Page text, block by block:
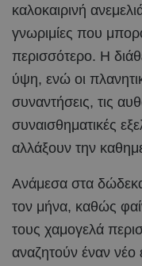
καλοκαιρινή
γνωριμίες που
περισσότερο. Η
ύψη, ενώ οι
συναντήσεις, τις
συναισθηματικές
αλλάξουν την
Ανάμεσα στα
τον μήνα, καθώς
τους χαμογελά
αναζητούν έναν νέο